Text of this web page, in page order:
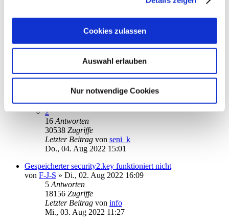
Cookies zulassen
Auswahl erlauben
Nur notwendige Cookies
Auftrag bereits eingereicht
Fr., 05. Aug 2022 13:40
15490Zugriffe
Letzter BeitragvonDieter1952
Fr., 05. Aug 2022 14:21
Do., 28. Jul 2022 11:17
1
2
16 Antworten
30538 Zugriffe
Letzter Beitrag von seni_k
Do., 04. Aug 2022 15:01
Gespeicherter security2.key funktioniert nicht
von F-J-S » Di., 02. Aug 2022 16:09
5 Antworten
18156 Zugriffe
Letzter Beitrag von info
Mi., 03. Aug 2022 11:27